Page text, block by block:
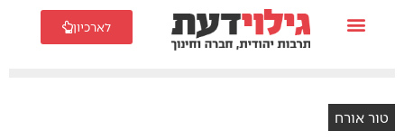
לארכיון
טור אורח